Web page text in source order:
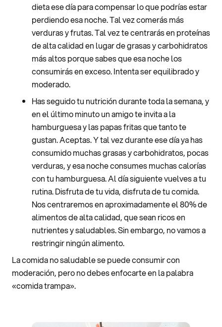
dieta ese día para compensar lo que podrías estar
perdiendo esa noche. Tal vez comerás más
verduras y frutas. Tal vez te centrarás en proteínas
de alta calidad en lugar de grasas y carbohidratos
más altos porque sabes que esa noche los
consumirás en exceso. Intenta ser equilibrado y
moderado.
Has seguido tu nutrición durante toda la semana, y
en el último minuto un amigo te invita a la
hamburguesa y las papas fritas que tanto te
gustan. Aceptas. Y tal vez durante ese día ya has
consumido muchas grasas y carbohidratos, pocas
verduras, y esa noche consumes muchas calorías
con tu hamburguesa. Al día siguiente vuelves a tu
rutina. Disfruta de tu vida, disfruta de tu comida.
Nos centraremos en aproximadamente el 80% de
alimentos de alta calidad, que sean ricos en
nutrientes y saludables. Sin embargo, no vamos a
restringir ningún alimento.
La comida no saludable se puede consumir con
moderación, pero no debes enfocarte en la palabra
«comida trampa».